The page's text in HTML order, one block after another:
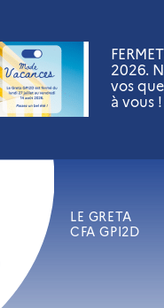
2026.
vos
à vous !
LE GRETA
CFA GPI2D